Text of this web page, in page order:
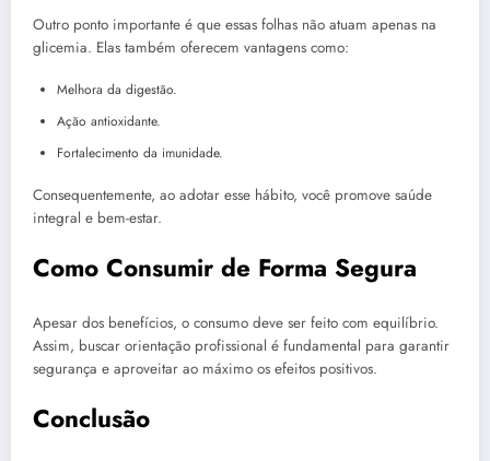
Outro ponto importante é que essas folhas não atuam apenas na
glicemia. Elas também oferecem vantagens como:
Melhora da digestão.
Ação antioxidante.
Fortalecimento da imunidade.
Consequentemente, ao adotar esse hábito, você promove saúde
integral e bem-estar.
Como Consumir de Forma Segura
Apesar dos benefícios, o consumo deve ser feito com equilíbrio.
Assim, buscar orientação profissional é fundamental para garantir
segurança e aproveitar ao máximo os efeitos positivos.
Conclusão